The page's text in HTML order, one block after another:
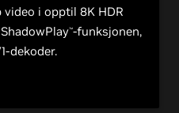
video i opptil 8K HDR
ShadowPlay™-funksjonen,
dekoder.